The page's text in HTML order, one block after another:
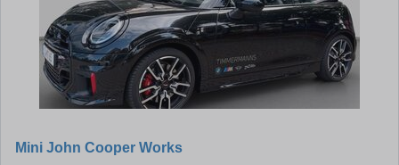
Mini John Cooper Works